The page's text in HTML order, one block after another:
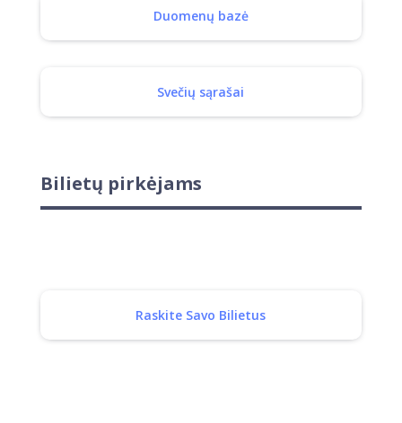
Duomenų bazė
Svečių sąrašai
Bilietų pirkėjams
Raskite Savo Bilietus